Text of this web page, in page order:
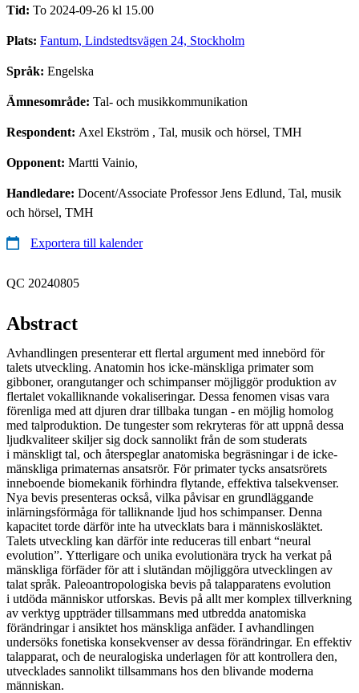
Tid: To 2024-09-26 kl 15.00
Plats: Fantum, Lindstedtsvägen 24, Stockholm
Språk: Engelska
Ämnesområde: Tal- och musikkommunikation
Respondent: Axel Ekström , Tal, musik och hörsel, TMH
Opponent: Martti Vainio,
Handledare: Docent/Associate Professor Jens Edlund, Tal, musik
och hörsel, TMH
Exportera till kalender
QC 20240805
Abstract
Avhandlingen presenterar ett flertal argument med innebörd för
talets utveckling. Anatomin hos icke-mänskliga primater som
gibboner, orangutanger och schimpanser möjliggör produktion av
flertalet vokalliknande vokaliseringar. Dessa fenomen visas vara
förenliga med att djuren drar tillbaka tungan - en möjlig homolog
med talproduktion. De tungester som rekryteras för att uppnå dessa
ljudkvaliteer skiljer sig dock sannolikt från de som studerats
i mänskligt tal, och återspeglar anatomiska begräsningar i de icke-
mänskliga primaternas ansatsrör. För primater tycks ansatsrörets
inneboende biomekanik förhindra flytande, effektiva talsekvenser.
Nya bevis presenteras också, vilka påvisar en grundläggande
inlärningsförmåga för talliknande ljud hos schimpanser. Denna
kapacitet torde därför inte ha utvecklats bara i människosläktet.
Talets utveckling kan därför inte reduceras till enbart “neural
evolution”. Ytterligare och unika evolutionära tryck ha verkat på
mänskliga förfäder för att i slutändan möjliggöra utvecklingen av
talat språk. Paleoantropologiska bevis på talapparatens evolution
i utdöda människor utforskas. Bevis på allt mer komplex tillverkning
av verktyg uppträder tillsammans med utbredda anatomiska
förändringar i ansiktet hos mänskliga anfäder. I avhandlingen
undersöks fonetiska konsekvenser av dessa förändringar. En effektiv
talapparat, och de neuralogiska underlagen för att kontrollera den,
utvecklades sannolikt tillsammans hos den blivande moderna
människan.